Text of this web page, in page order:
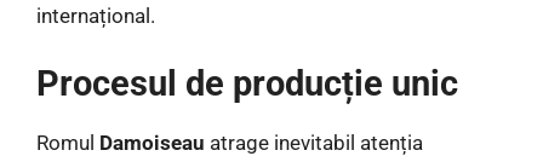
internațional.
Procesul de producție unic
Romul Damoiseau atrage inevitabil atenția